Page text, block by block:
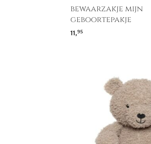
bewaarzakje mijn
geboortepakje
11,95